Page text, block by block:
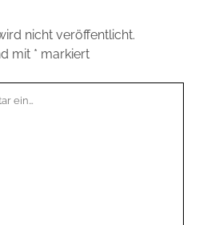
nicht veröffentlicht.
mit * markiert